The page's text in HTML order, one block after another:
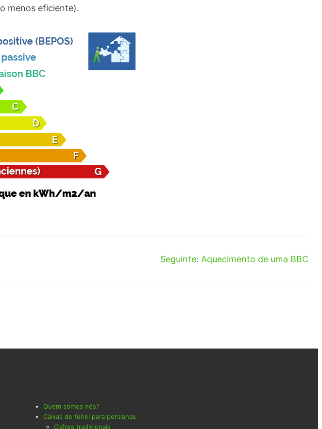
menos eficiente).
Seguinte: Aquecimento de uma BBC
Quem somos nós?
Caixas de túnel para persianas
Cofres tradicionais